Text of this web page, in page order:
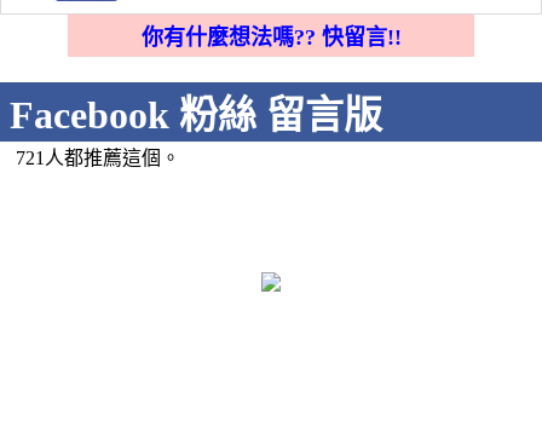
你有什麼想法嗎?? 快留言!!
Facebook 粉絲 留言版
721人都推薦這個。